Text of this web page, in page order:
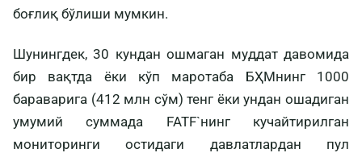
боғлиқ бўлиши мумкин.
Шунингдек, 30 кундан ошмаган муддат давомида
бир вақтда ёки кўп маротаба БҲМнинг 1000
бараварига (412 млн сўм) тенг ёки ундан ошадиган
умумий суммада FATF`нинг кучайтирилган
мониторинги остидаги давлатлардан пул